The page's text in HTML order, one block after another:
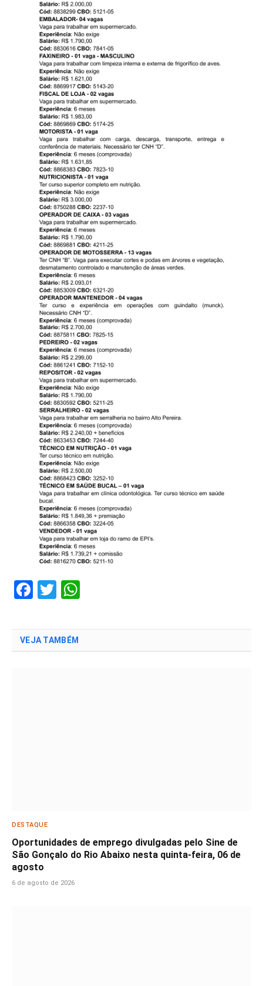
Facebook
Twitter
VEJA TAMBÉM
DESTAQUE
Oportunidades de emprego divulgadas pelo Sine de
São Gonçalo do Rio Abaixo nesta quinta-feira, 06 de
agosto
6 de agosto de 2026